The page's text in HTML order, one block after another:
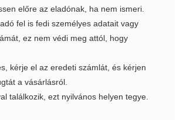
előre az eladónak, ha nem ismeri.
fel is fedi személyes adatait vagy
ez nem védi meg attól, hogy
kérje el az eredeti számlát, és kérjen
a vásárlásról.
találkozik, ezt nyilvános helyen tegye.